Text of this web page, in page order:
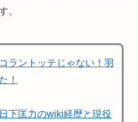
。
ラントッテじゃない！羽
！
下匡力のwiki経歴と現役